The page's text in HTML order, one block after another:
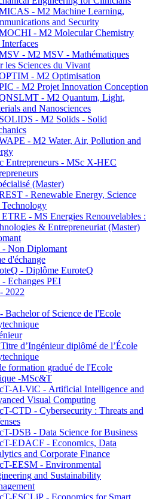
- M2 Machine Learning,
and Security
- M2 Molecular Chemistry
- M2 MSV - Mathématiques
les Sciences du Vivant
- M2 Optimisation
- M2 Projet Innovation Conception
- M2 Quantum, Light,
and Nanosciences
- M2 Solids - Solid
- M2 Water, Air, Pollution and
Entrepreneurs - MSc X-HEC
(Master)
- Renewable Energy, Science
Technology
- MS Energies Renouvelables :
& Entrepreneuriat (Master)
Non Diplomant
d'échange
- Diplôme EuroteQ
Echanges PEI
2022
Bachelor of Science de l'Ecole
d’Ingénieur diplômé de l’École
formation gradué de l'Ecole
-MSc&T
AI-ViC - Artificial Intelligence and
Visual Computing
CTD - Cybersecurity : Threats and
DSB - Data Science for Business
EDACF - Economics, Data
and Corporate Finance
EESM - Environmental
and Sustainability
ESCLiP - Economics for Smart